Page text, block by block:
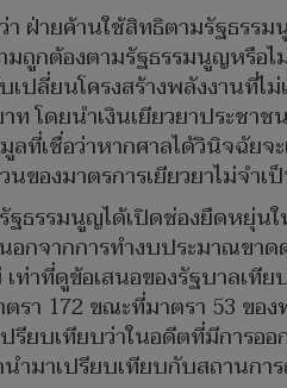
ฝ่ายค้านใช้สิทธิตามรัฐธรร
ถูกต้องตามรัฐธรรมนูญหรือไ
ปลี่ยนโครงสร้างพลังงานที่ไ
ท โดยนำเงินเยียวยาประช
ที่เชื่อว่าหากศาลได้วินิจฉัย
ของมาตรการเยียวยาไม่จำ
ธรรมนูญได้เปิดช่องยืดหยุ่นใ
อกจากการทำงบประมาณขา
เท่าที่ดูข้อเสนอของรัฐบาลเ
า 172 ขณะที่มาตรา 53 ของ
ปรียบเทียบว่าในอดีตที่มีการ
นำมาเปรียบเทียบกับสถาน